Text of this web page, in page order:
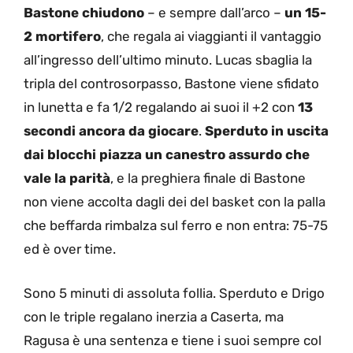
Bastone chiudono – e sempre dall’arco – un 15-
2 mortifero, che regala ai viaggianti il vantaggio
all’ingresso dell’ultimo minuto. Lucas sbaglia la
tripla del controsorpasso, Bastone viene sfidato
in lunetta e fa 1/2 regalando ai suoi il +2 con 13
secondi ancora da giocare. Sperduto in uscita
dai blocchi piazza un canestro assurdo che
vale la parità, e la preghiera finale di Bastone
non viene accolta dagli dei del basket con la palla
che beffarda rimbalza sul ferro e non entra: 75-75
ed è over time.
Sono 5 minuti di assoluta follia. Sperduto e Drigo
con le triple regalano inerzia a Caserta, ma
Ragusa è una sentenza e tiene i suoi sempre col